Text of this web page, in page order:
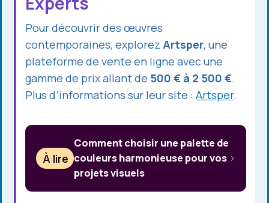
Pour découvrir des œuvres
contemporaines, explorez Artsper, une
plateforme de vente en ligne avec une
gamme de prix allant de 500 € à 2 500 €.
Plus d’informations sur leur site : Artsper.
À lire
Comment choisir une palette de
couleurs harmonieuse pour vos
projets visuels